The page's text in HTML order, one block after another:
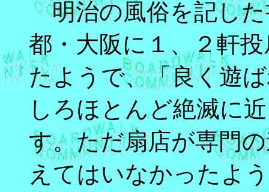
明治の風俗を記した
都・大阪に１、２軒
たようで、「良く遊
しろほとんど絶滅に
す。ただ扇店が専門
えてはいなかったよ